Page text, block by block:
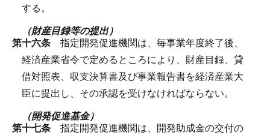
する。
（財産目録等の提出）
第十六条 指定開発促進機関は、毎事業年度終了後、
経済産業省令で定めるところにより、財産目録、貸
借対照表、収支決算書及び事業報告書を経済産業大
臣に提出し、その承認を受けなければならない。
（開発促進基金）
第十七条 指定開発促進機関は、開発助成金の交付の